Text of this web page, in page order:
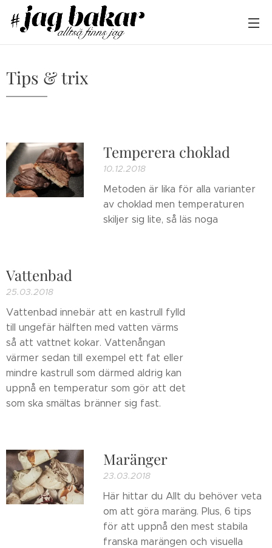
Tips & trix
Temperera choklad
10.12.2018
Metoden är lika för alla varianter
av choklad men temperaturen
skiljer sig lite, så läs noga
Vattenbad
25.03.2018
Vattenbad innebär att en kastrull fylld
till ungefär hälften med vatten värms
så att vattnet kokar. Vattenångan
värmer sedan till exempel ett fat eller
mindre kastrull som därmed aldrig kan
uppnå en temperatur som gör att det
som ska smältas bränner sig fast.
Maränger
23.03.2018
Här hittar du Allt du behöver veta
om att göra maräng. Plus, 6 tips
för att uppnå den mest stabila
franska marängen och visuella